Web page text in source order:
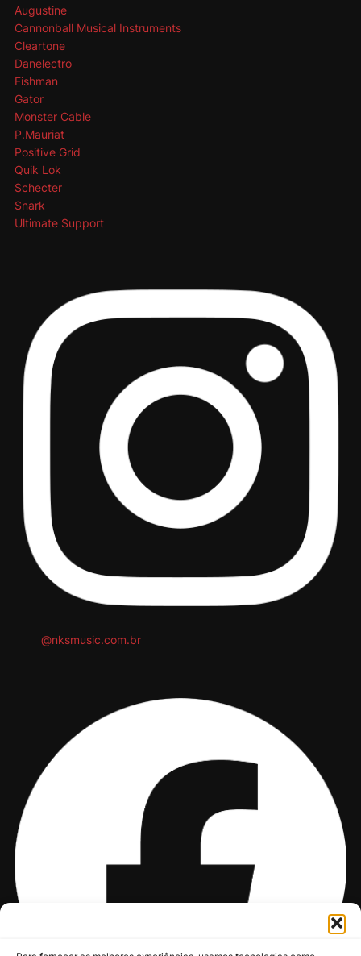
Augustine
Cannonball Musical Instruments
Cleartone
Danelectro
Fishman
Gator
Monster Cable
P.Mauriat
Positive Grid
Quik Lok
Schecter
Snark
Ultimate Support
@nksmusic.com.br